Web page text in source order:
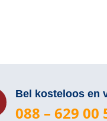
Bel kosteloos en
088 – 629 00